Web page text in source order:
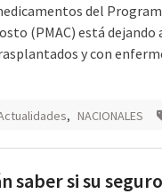
del
(PMAC) está
y con
, NACIONALES
saber si su